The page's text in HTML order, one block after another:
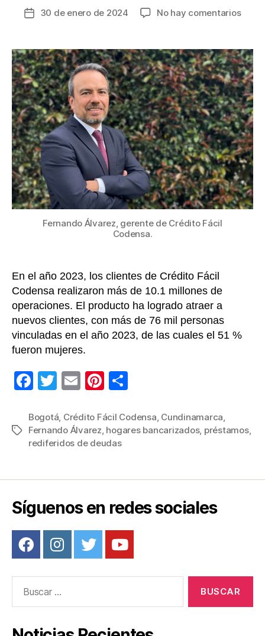
Fecha
entrada
30 de enero de 2024 No hay comentariosen
75%
de
a
la
con
este
Fernando Álvarez, gerente de Crédito Fácil
Codensa.
En el año 2023, los clientes de Crédito Fácil
Codensa realizaron más de 10.1 millones de
operaciones. El producto ha logrado atraer a
nuevos clientes, con más de 76 mil personas
vinculadas en el año 2023, de las cuales el 51 %
fueron mujeres.
F
c
e
o
k
T
tt
er
E
ail
Pi
er
e
m
p
tir
Etiquetas
Bogotá, Crédito Fácil Codensa, Cundinamarca,
Fernando Álvarez, hogares bancarizados, préstamos,
rediferidos de deudas
Síguenos en redes sociales